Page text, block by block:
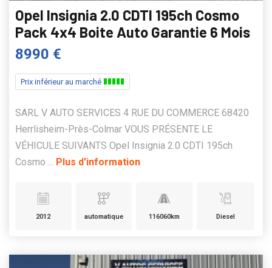
Opel Insignia 2.0 CDTI 195ch Cosmo
Pack 4x4 Boite Auto Garantie 6 Mois
8990 €
Prix inférieur au marché
SARL V AUTO SERVICES 4 RUE DU COMMERCE 68420
Herrlisheim-Près-Colmar VOUS PRÉSENTE LE
VÉHICULE SUIVANTS Opel Insignia 2.0 CDTI 195ch
Cosmo ... Plus d'information
2012 automatique 116060km Diesel